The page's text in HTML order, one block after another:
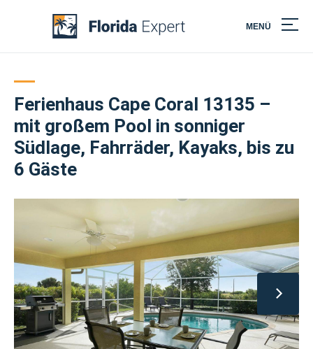
MENÜ
Skip
content
Ferienhaus Cape Coral 13135 –
mit großem Pool in sonniger
Südlage, Fahrräder, Kayaks, bis zu
6 Gäste